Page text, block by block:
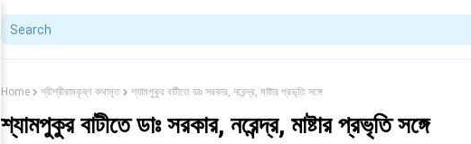
Home শ্রীশ্রীরামকৃষ্ণ কথামৃত শ্যামপুকুর বাটীতে ডাঃ সরকার, নরেন্দ্র, মাষ্টার প্রভৃতি সঙ্গে
শ্যামপুকুর বাটীতে ডাঃ সরকার, নরেন্দ্র, মাষ্টার প্রভৃতি সঙ্গে